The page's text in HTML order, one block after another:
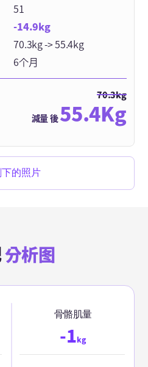
51
-14.9kg
70.3kg -> 55.4kg
6个月
70.3kg
減量 後55.4Kg
的照片
分析图
骨骼肌量
-1kg